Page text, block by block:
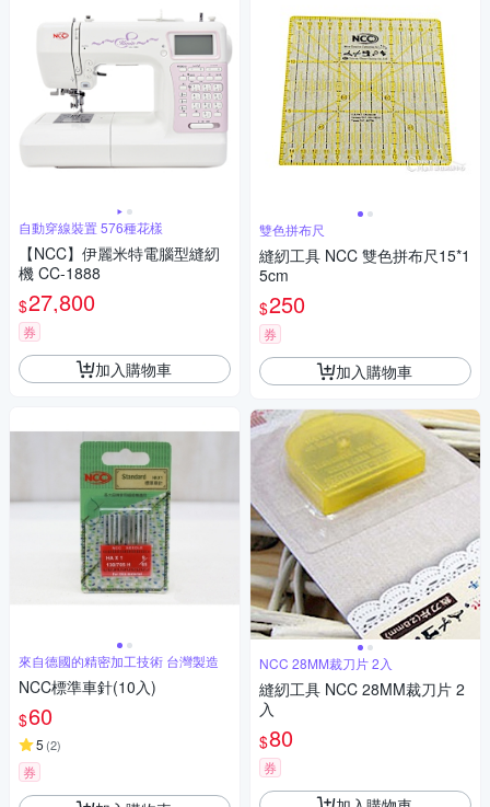
自動穿線裝置 576種花樣
【NCC】伊麗米特電腦型縫紉
機 CC-1888
$27,800
券
加入購物車
來自德國的精密加工技術 台灣製造
NCC標準車針(10入)
$60
5 (2)
券
雙色拼布尺
縫紉工具 NCC 雙色拼布尺15*1
5cm
$250
券
加入購物車
NCC 28MM裁刀片 2入
縫紉工具 NCC 28MM裁刀片 2
入
$80
券